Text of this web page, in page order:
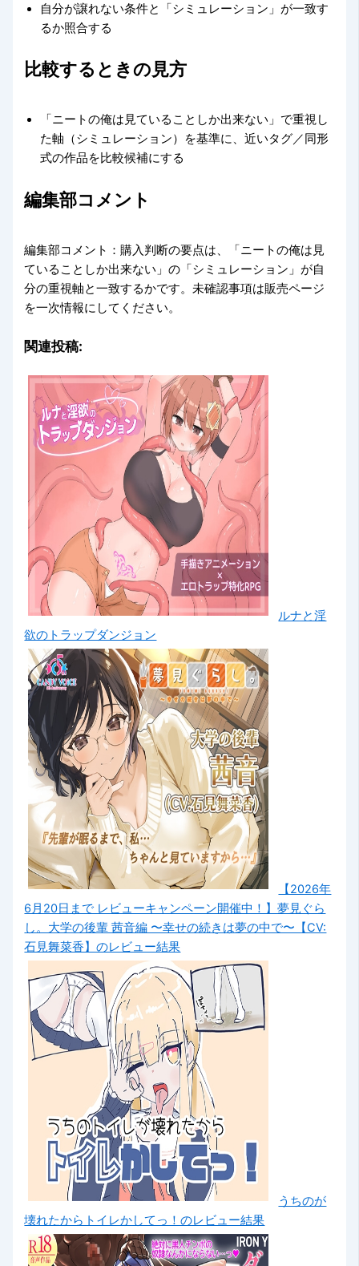
自分が譲れない条件と「シミュレーション」が一致す
るか照合する
比較するときの見方
「ニートの俺は見ていることしか出来ない」で重視し
た軸（シミュレーション）を基準に、近いタグ／同形
式の作品を比較候補にする
編集部コメント
編集部コメント：購入判断の要点は、「ニートの俺は見
ていることしか出来ない」の「シミュレーション」が自
分の重視軸と一致するかです。未確認事項は販売ページ
を一次情報にしてください。
関連投稿:
ルナと淫
欲のトラップダンジョン
【2026年
6月20日まで レビューキャンペーン開催中！】夢見ぐら
し。大学の後輩 茜音編 〜幸せの続きは夢の中で〜【CV:
石見舞菜香】のレビュー結果
うちのが
壊れたからトイレかしてっ！のレビュー結果